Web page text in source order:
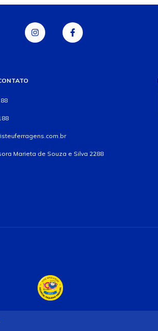
Marieta de Souza e Silva 2288